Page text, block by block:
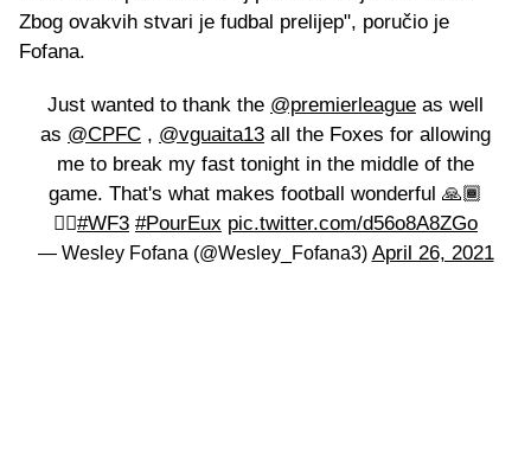
Zbog ovakvih stvari je fudbal prelijep", poručio je
Fofana.
Just wanted to thank the @premierleague as well
as @CPFC , @vguaita13 all the Foxes for allowing
me to break my fast tonight in the middle of the
game. That's what makes football wonderful 🙏🏾
✊🏾#WF3 #PourEux pic.twitter.com/d56o8A8ZGo
— Wesley Fofana (@Wesley_Fofana3) April 26, 2021